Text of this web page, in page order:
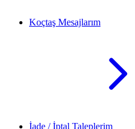
Koçtaş Mesajlarım
İade / İptal Taleplerim